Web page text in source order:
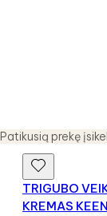
Patikusią prekę
TRIGUBO
KREMAS